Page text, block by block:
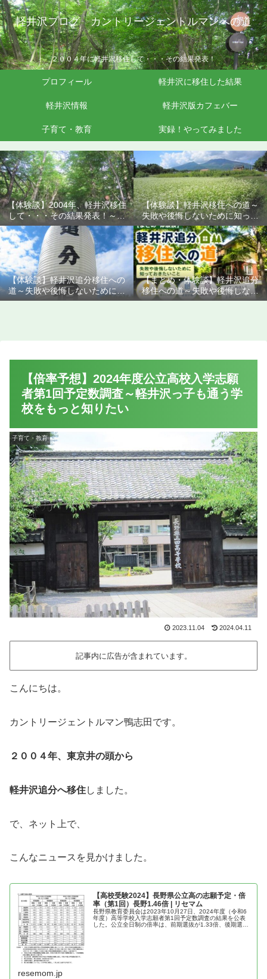
軽井沢ブログ カントリージェントルマンへの道
２００４年に軽井沢移住して・・・その結果発表！
プロフィール 軽井沢に移住した結果
軽井沢情報 軽井沢版カフェバー
子育て・教育 実録！やってみました
【体験談】2004年、軽井沢移住
して・・・その結果発表！～失
敗や後悔しないために知ってお
きたいこと
【体験談】軽井沢移住への道～
失敗や後悔しないために知って
おきたいこと
【体験談】軽井沢追分移住への
道～失敗や後悔しないために知
っておきたいこと
【まとめ・体験談】軽井沢追分
移住への道～失敗や後悔しない
ために知っておきたいこと
【倍率予想】2024年度公立高校入学志願
者第1回予定数調査～軽井沢っ子も通う学
校をもっと知りたい
子育て・教育
2023.11.04 2024.04.11
記事内に広告が含まれています。
こんにちは。
カントリージェントルマン鴨志田です。
２００４年、東京井の頭から
軽井沢追分へ移住しました。
で、ネット上で、
こんなニュースを見かけました。
【高校受験2024】長野県公立高の志願予定・倍
率（第1回）長野1.46倍 | リセマム
長野県教育委員会は2023年10月27日、2024年度（令和6
年度）高等学校入学志願者第1回予定数調査の結果を公表
した。公立全日制の倍率は、前期選抜が1.33倍、後期選抜
resemom.jp